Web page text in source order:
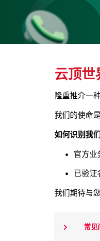
云顶
隆重推介一
我们的使命
如何识别我
官方
已验证
我们期待与
常见